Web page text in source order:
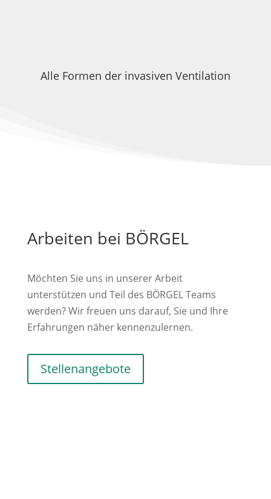
Alle Formen der invasiven Ventilation
Arbeiten bei BÖRGEL
Möchten Sie uns in unserer Arbeit
unterstützen und Teil des BÖRGEL Teams
werden? Wir freuen uns darauf, Sie und Ihre
Erfahrungen näher kennenzulernen.
Stellenangebote